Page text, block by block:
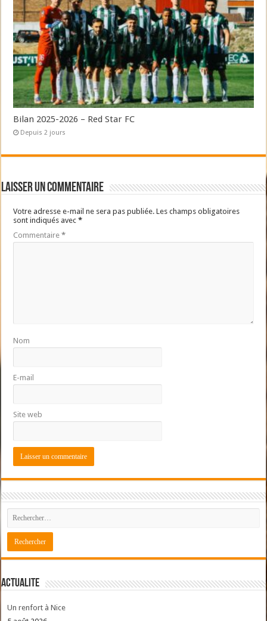
Bilan 2025-2026 – Red Star FC
Depuis 2 jours
Laisser un commentaire
Votre adresse e-mail ne sera pas publiée. Les champs obligatoires
sont indiqués avec*
Commentaire*
Nom
E-mail
Site web
ACTUALITE
Un renfort à Nice